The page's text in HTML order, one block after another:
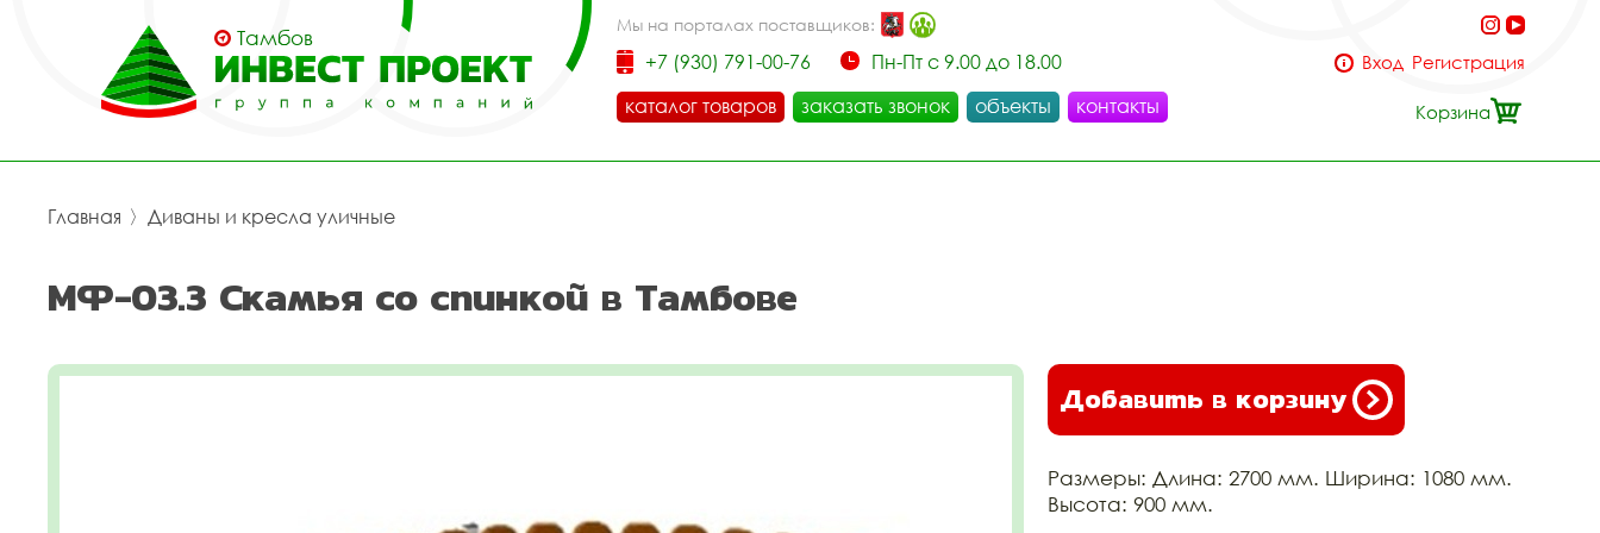
Тамбов
Мы на порталах поставщиков:
+7 (930) 791-00-76
Пн-Пт с 9.00 до 18.00
каталог товаров
заказать звонок объекты контакты
Вход Регистрация
Корзина
Главная 〉 Диваны и кресла уличные
МФ-03.3 Скамья со спинкой в Тамбове
Добавить в корзину
Размеры: Длина: 2700 мм. Ширина: 1080 мм.
Высота: 900 мм.